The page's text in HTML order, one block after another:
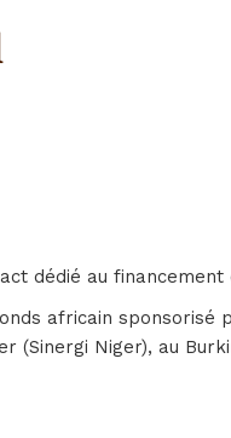
dédié au
africain
Niger), au